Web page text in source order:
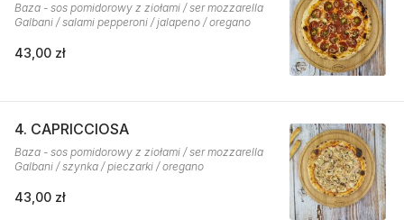
Baza - sos pomidorowy z ziołami / ser mozzarella
Galbani / salami pepperoni / jalapeno / oregano
43,00 zł
4. CAPRICCIOSA
Baza - sos pomidorowy z ziołami / ser mozzarella
Galbani / szynka / pieczarki / oregano
43,00 zł